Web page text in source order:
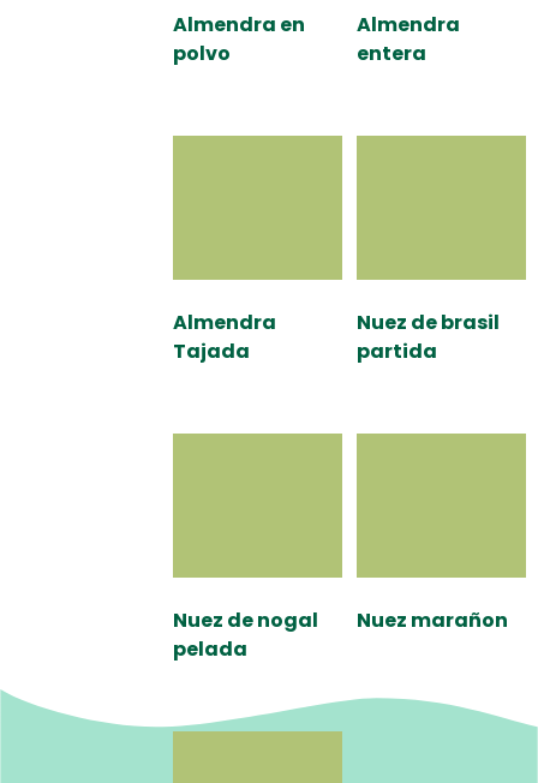
Almendra en
polvo
Almendra
entera
Almendra
Tajada
Nuez de brasil
partida
Nuez de nogal
pelada
Nuez marañon